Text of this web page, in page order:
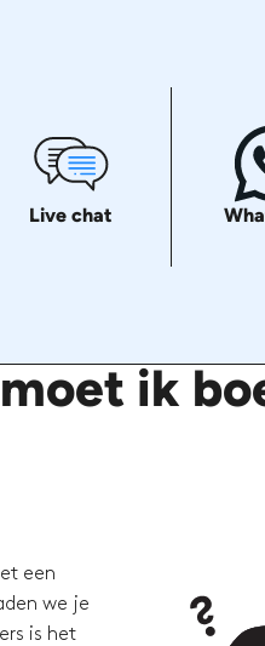
Live chat
ik
een
we je
is het